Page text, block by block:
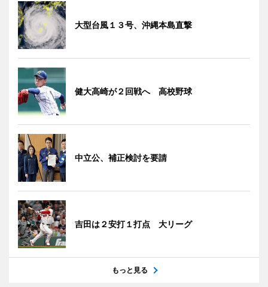
大型台風１３号、沖縄本島直撃
健大高崎が２回戦へ 高校野球
中立公、補正検討を要請
吉田は２安打１打点 大リーグ
もっと見る